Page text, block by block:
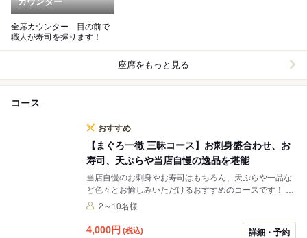
全席カウンター 目の前で
職人が寿司を握ります！
座席をもっと見る
コース
おすすめ
【まぐろ一徹 三昧コース】お刺身盛合わせ、お
寿司、天ぷらや当店自慢の逸品を堪能
当店自慢のお刺身やお寿司はもちろん、天ぷらや一品な
ど色々とお愉しみいただけるおすすめのコースです！ ボ
リュームたっぷりで、ご満足いただけること間違いなし
2～10名様
4,000円 (税込) 詳細・予約